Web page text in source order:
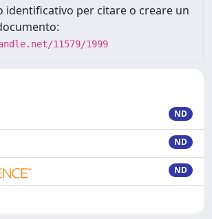
identificativo per citare o creare un
11579/1999
ND
ND
ND